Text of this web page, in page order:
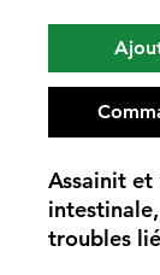
Assainit
troubles